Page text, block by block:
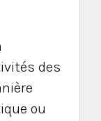
des
ou